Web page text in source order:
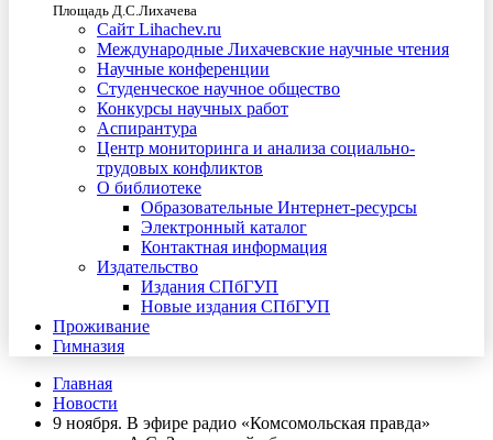
Площадь Д.С.Лихачева
Сайт Lihachev.ru
Международные Лихачевские научные чтения
Научные конференции
Студенческое научное общество
Конкурсы научных работ
Аспирантура
Центр мониторинга и анализа социально-
трудовых конфликтов
О библиотеке
Образовательные Интернет-ресурсы
Электронный каталог
Контактная информация
Издательство
Издания СПбГУП
Новые издания СПбГУП
Проживание
Гимназия
Главная
Новости
9 ноября. В эфире радио «Комсомольская правда»